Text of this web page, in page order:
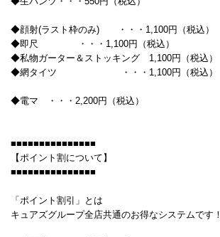
◆顔射(ラスト枠のみ) ・・・1,100円（税込）
◆即尺 ・・・1,100円（税込）
◆私物ガーター＆ストッキング 1,100円（税込）
◆網タイツ ・・・1,100円（税込）
◆電マ ・・・2,200円（税込）
■■■■■■■■■■■■■■■
【ポイント割について】
■■■■■■■■■■■■■■■
「ポイント割引」とは
キュアズグループ全店共通のお得なシステムです！